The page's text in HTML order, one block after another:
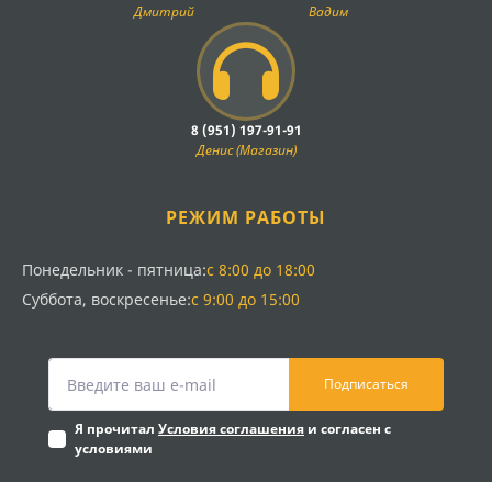
Дмитрий
Вадим
8 (951) 197-91-91
Денис (Магазин)
РЕЖИМ РАБОТЫ
Понедельник - пятница:с 8:00 до 18:00
Суббота, воскресенье:с 9:00 до 15:00
Подписаться
Я прочитал Условия соглашения и согласен с
условиями